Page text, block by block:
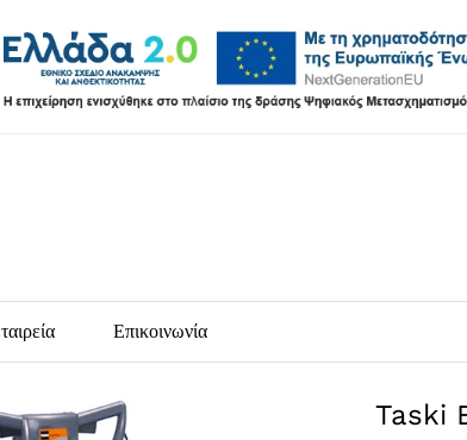
Επικοινωνία
Taski